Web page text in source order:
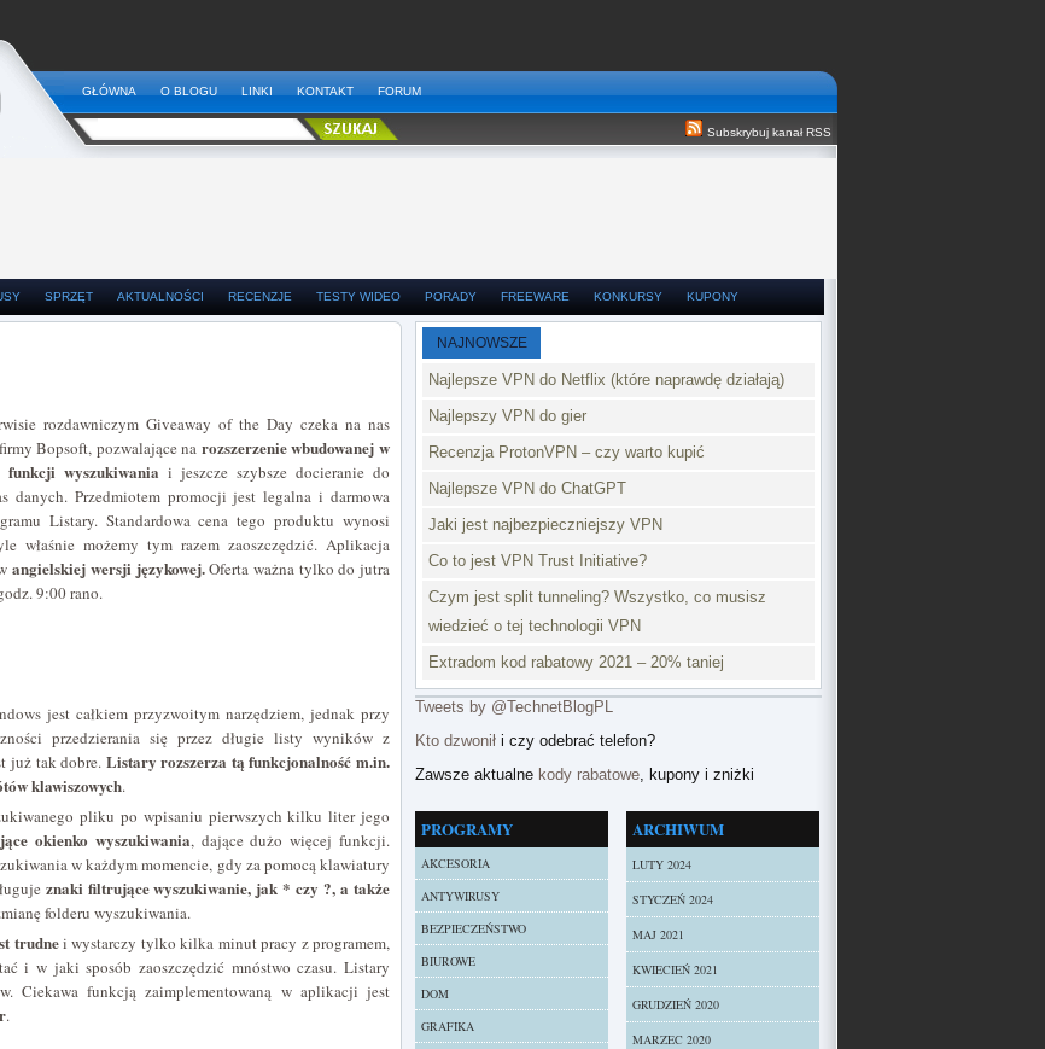
GŁÓWNA O BLOGU LINKI KONTAKT FORUM
Subskrybuj kanał RSS
SPRZĘT AKTUALNOŚCI RECENZJE TESTY WIDEO PORADY FREEWARE KONKURSY KUPONY
rozdawniczym Giveaway of the Day czeka na nas
Bopsoft, pozwalające na rozszerzenie wbudowanej w
funkcji wyszukiwania i jeszcze szybsze docieranie do
danych. Przedmiotem promocji jest legalna i darmowa
Listary. Standardowa cena tego produktu wynosi
właśnie możemy tym razem zaoszczędzić. Aplikacja
angielskiej wersji językowej.Oferta ważna tylko do jutra
9:00 rano.
jest całkiem przyzwoitym narzędziem, jednak przy
przedzierania się przez długie listy wyników z
już tak dobre. Listary rozszerza tą funkcjonalność m.in.
klawiszowych.
pliku po wpisaniu pierwszych kilku liter jego
okienko wyszukiwania, dające dużo więcej funkcji.
w każdym momencie, gdy za pomocą klawiatury
znaki filtrujące wyszukiwanie, jak * czy ?, a także
folderu wyszukiwania.
trudnei wystarczy tylko kilka minut pracy z programem,
i w jaki sposób zaoszczędzić mnóstwo czasu. Listary
Ciekawa funkcją zaimplementowaną w aplikacji jest
.
NAJNOWSZE
Najlepsze VPN do Netflix (które naprawdę działają)
Najlepszy VPN do gier
Recenzja ProtonVPN – czy warto kupić
Najlepsze VPN do ChatGPT
Jaki jest najbezpieczniejszy VPN
Co to jest VPN Trust Initiative?
Czym jest split tunneling? Wszystko, co musisz
wiedzieć o tej technologii VPN
Extradom kod rabatowy 2021 – 20% taniej
Tweets by @TechnetBlogPL
Kto dzwonił i czy odebrać telefon?
Zawsze aktualne kody rabatowe, kupony i zniżki
ARCHIWUM
LUTY 2024
STYCZEŃ 2024
MAJ 2021
KWIECIEŃ 2021
GRUDZIEŃ 2020
MARZEC 2020
PROGRAMY
AKCESORIA
ANTYWIRUSY
BEZPIECZEŃSTWO
BIUROWE
DOM
GRAFIKA